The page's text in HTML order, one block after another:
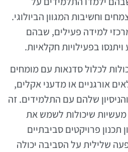
וחשיבות המגוון הביולוגי.
למידה פעילים, שבהם
בפעילויות חקלאיות.
לכלול סדנאות עם מומחים
אורגניים או מדעני אקלים,
שלהם עם התלמידים. זה
מעשיות שיכולות לשמש את
פרויקטים סביבתיים
שלילית על הסביבה יכולה